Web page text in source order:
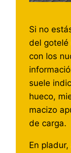
Si no
del gotelé
con los
suele
hueco,
macizo
de carga.
En